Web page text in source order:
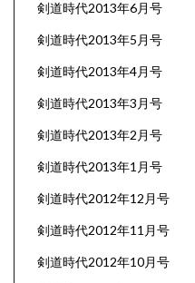
剣道時代2013年6月号
剣道時代2013年5月号
剣道時代2013年4月号
剣道時代2013年3月号
剣道時代2013年2月号
剣道時代2013年1月号
剣道時代2012年12月号
剣道時代2012年11月号
剣道時代2012年10月号